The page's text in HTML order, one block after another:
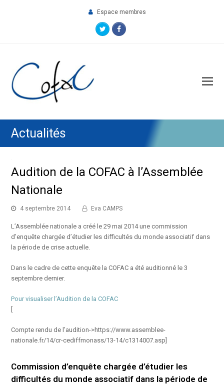
Espace membres
TwitterFacebook
Actualités
Audition de la COFAC à l’Assemblée
Nationale
4 septembre 2014 Eva CAMPS
L’Assemblée nationale a créé le 29 mai 2014 une commission
d’enquête chargée d’étudier les difficultés du monde associatif dans
la période de crise actuelle.
Dans le cadre de cette enquête la COFAC a été auditionné le 3
septembre dernier.
Pour visualiser l’Audition de la COFAC
Compte rendu de l’audition->https://www.assemblee-
nationale.fr/14/cr-cediffmonass/13-14/c1314007.asp]
Commission d’enquête chargée d’étudier les
difficultés du monde associatif dans la période de